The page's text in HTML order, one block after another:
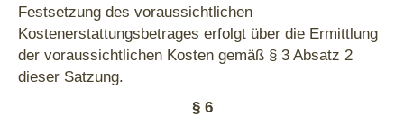
Festsetzung des voraussichtlichen
Kostenerstattungsbetrages erfolgt über die Ermittlung
der voraussichtlichen Kosten gemäß § 3 Absatz 2
dieser Satzung.
§ 6